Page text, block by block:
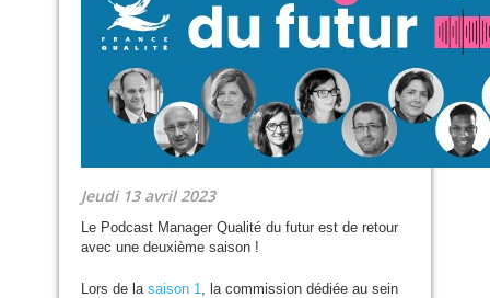
Jeudi 13 avril 2023
Le Podcast Manager Qualité du futur est de retour
avec une deuxième saison !
Lors de la saison 1, la commission dédiée au sein